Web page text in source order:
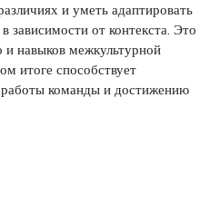
и уметь адаптировать
зависимости от контекста. Это
и навыков межкультурной
итоге способствует
команды и достижению